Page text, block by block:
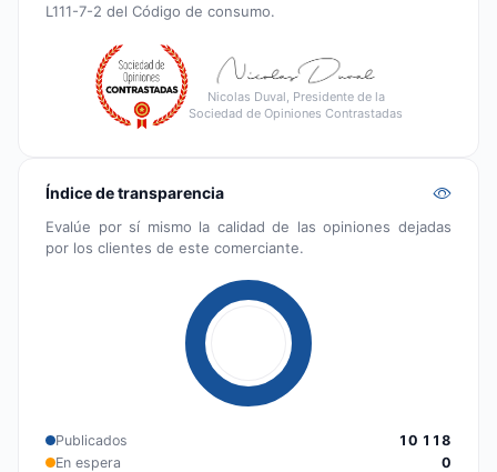
L111-7-2 del Código de consumo.
Nicolas Duval, Presidente de la
Sociedad de Opiniones Contrastadas
Índice de transparencia
Evalúe por sí mismo la calidad de las opiniones dejadas
por los clientes de este comerciante.
Publicados
10 118
En espera
0